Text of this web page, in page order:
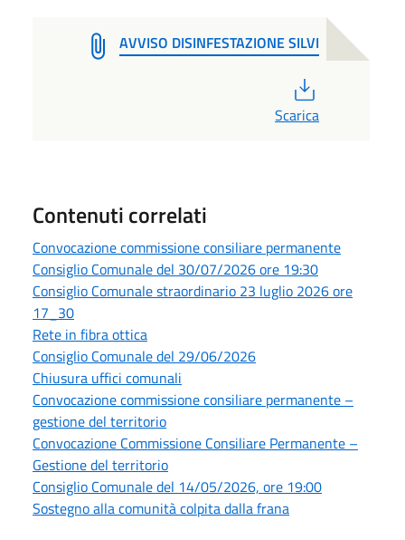
AVVISO DISINFESTAZIONE SILVI
Scarica
Contenuti correlati
Convocazione commissione consiliare permanente
Consiglio Comunale del 30/07/2026 ore 19:30
Consiglio Comunale straordinario 23 luglio 2026 ore
17_30
Rete in fibra ottica
Consiglio Comunale del 29/06/2026
Chiusura uffici comunali
Convocazione commissione consiliare permanente –
gestione del territorio
Convocazione Commissione Consiliare Permanente –
Gestione del territorio
Consiglio Comunale del 14/05/2026, ore 19:00
Sostegno alla comunità colpita dalla frana